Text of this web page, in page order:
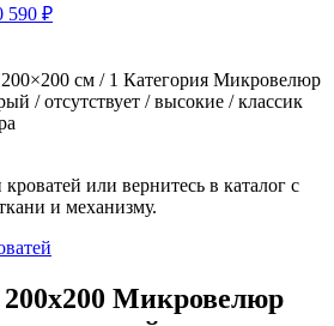
590 ₽
200×200 см / 1 Категория Микровелюр
/ отсутствует / высокие / классик
или вернитесь в каталог с
и механизму.
200х200 Микровелюр